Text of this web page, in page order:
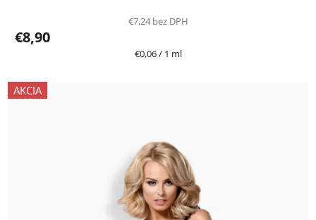
€7,24 bez DPH
€8,90
Jednotková
€0,06 / 1 ml
AKCIA